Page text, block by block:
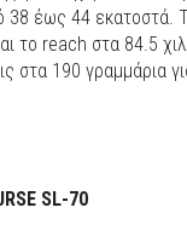
38 έως 44 εκατοστά.
το reach στα 84.5
στα 190 γραμμάρια
SL-70